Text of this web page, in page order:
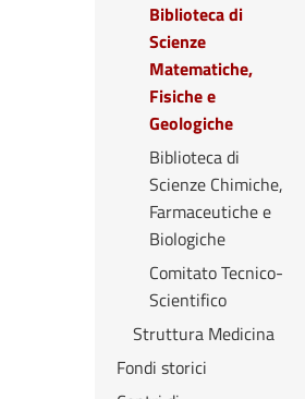
Biblioteca di
Scienze
Matematiche,
Fisiche e
Geologiche
Biblioteca di
Scienze Chimiche,
Farmaceutiche e
Biologiche
Comitato Tecnico-
Scientifico
Struttura Medicina
Fondi storici